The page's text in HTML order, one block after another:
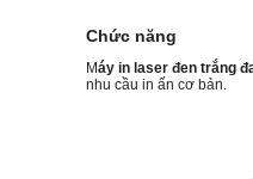
Chức năng
Máy in laser đen trắng
nhu cầu in ấn cơ bản.